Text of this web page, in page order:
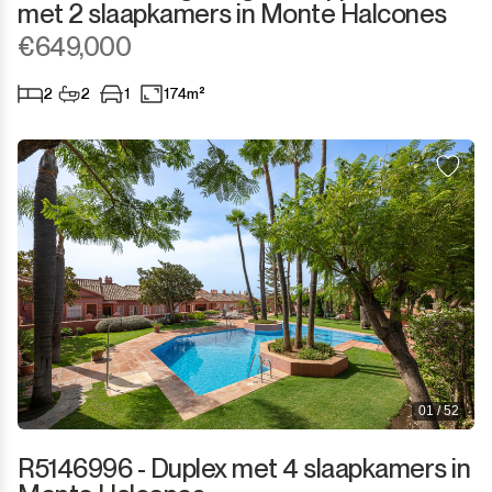
Monda
Monte Halcones
Ojén
Pueblo Nuevo de Guadiaro
Puerto Banús
Punta Chullera
Ronda
San Diego
San Enrique
Nachtclub
Magazijn
Garage
Zaak
Aanlegplaats
Kiosk
Kappers
Aparthotel
Bedrijfsgebouwen
met 2 slaapkamers in Monte Halcones
€649,000
2 2 1 174m²
01 / 52
R5146996 - Duplex met 4 slaapkamers in